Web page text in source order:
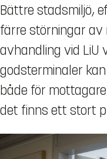
Bättre stadsmiljö,
färre störningar av
avhandling vid LiU
godsterminaler
både för
det finns ett stort